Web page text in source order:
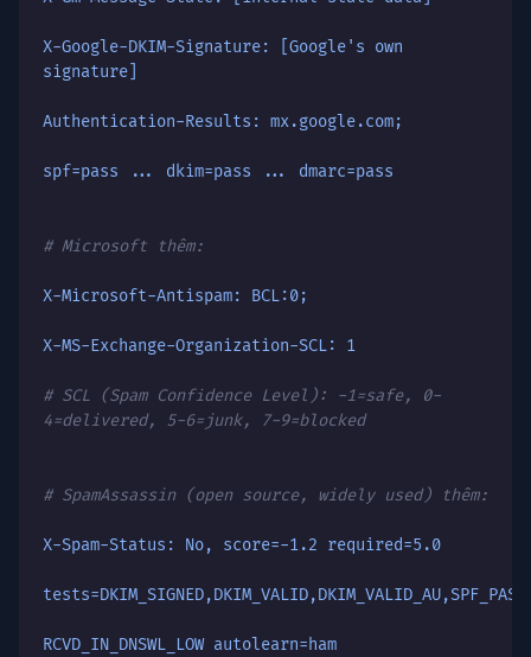
X-Google-DKIM-Signature: [Google's own
signature]
Authentication-Results: mx.google.com;
spf=pass ... dkim=pass ... dmarc=pass
# Microsoft thêm:
X-Microsoft-Antispam: BCL:0;
X-MS-Exchange-Organization-SCL: 1
# SCL (Spam Confidence Level): -1=safe, 0-
4=delivered, 5-6=junk, 7-9=blocked
# SpamAssassin (open source, widely used) thêm:
X-Spam-Status: No, score=-1.2 required=5.0
RCVD_IN_DNSWL_LOW autolearn=ham